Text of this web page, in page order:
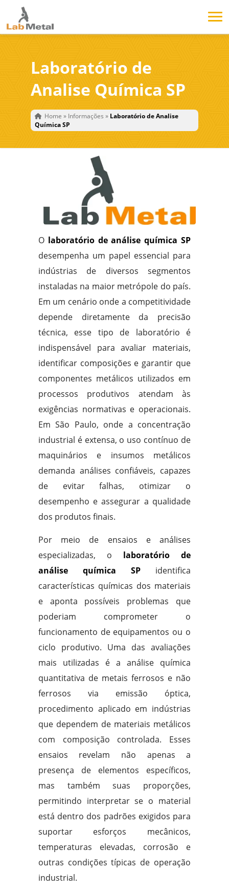
Laboratório de
Analise Química SP
Home » Informações » Laboratório de Analise
Química SP
O laboratório de análise química SP
desempenha um papel essencial para
indústrias de diversos segmentos
instaladas na maior metrópole do país.
Em um cenário onde a competitividade
depende diretamente da precisão
técnica, esse tipo de laboratório é
indispensável para avaliar materiais,
identificar composições e garantir que
componentes metálicos utilizados em
processos produtivos atendam às
exigências normativas e operacionais.
Em São Paulo, onde a concentração
industrial é extensa, o uso contínuo de
maquinários e insumos metálicos
demanda análises confiáveis, capazes
de evitar falhas, otimizar o
desempenho e assegurar a qualidade
dos produtos finais.
Por meio de ensaios e análises
especializadas, o laboratório de
análise química SP identifica
características químicas dos materiais
e aponta possíveis problemas que
poderiam comprometer o
funcionamento de equipamentos ou o
ciclo produtivo. Uma das avaliações
mais utilizadas é a análise química
quantitativa de metais ferrosos e não
ferrosos via emissão óptica,
procedimento aplicado em indústrias
que dependem de materiais metálicos
com composição controlada. Esses
ensaios revelam não apenas a
presença de elementos específicos,
mas também suas proporções,
permitindo interpretar se o material
está dentro dos padrões exigidos para
suportar esforços mecânicos,
temperaturas elevadas, corrosão e
outras condições típicas de operação
industrial.